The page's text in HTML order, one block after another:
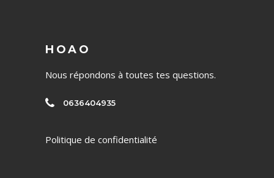
HOAO
Nous répondons à toutes tes questions.
0636404935
Politique de confidentialité